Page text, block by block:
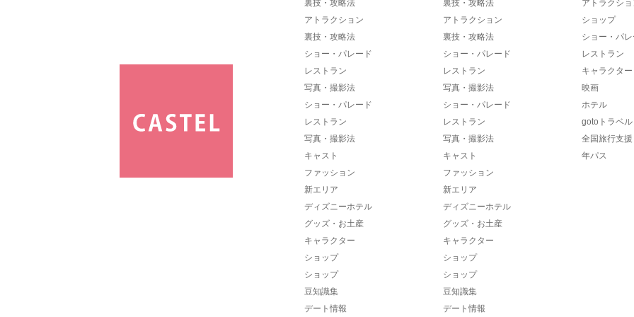
裏技・攻略法
アトラクション
裏技・攻略法
ショー・パレード
レストラン
写真・撮影法
ショー・パレード
レストラン
写真・撮影法
キャスト
ファッション
新エリア
ディズニーホテル
グッズ・お土産
キャラクター
ショップ
ショップ
豆知識集
デート情報
裏技・攻略法
アトラクション
裏技・攻略法
ショー・パレード
レストラン
写真・撮影法
ショー・パレード
レストラン
写真・撮影法
キャスト
ファッション
新エリア
ディズニーホテル
グッズ・お土産
キャラクター
ショップ
ショップ
豆知識集
デート情報
アトラクシ
ショップ
ショー・パ
レストラン
キャラクター
映画
ホテル
gotoトラベル
全国旅行支援
年パス